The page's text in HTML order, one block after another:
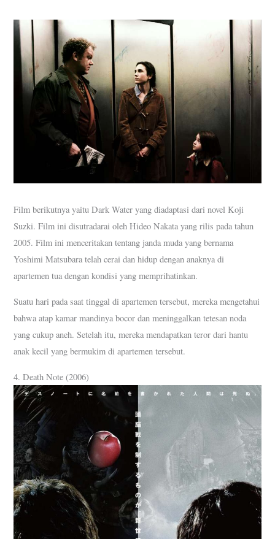
Film berikutnya yaitu Dark Water yang diadaptasi dari novel Koji
Suzki. Film ini disutradarai oleh Hideo Nakata yang rilis pada tahun
2005. Film ini menceritakan tentang janda muda yang bernama
Yoshimi Matsubara telah cerai dan hidup dengan anaknya di
apartemen tua dengan kondisi yang memprihatinkan.
Suatu hari pada saat tinggal di apartemen tersebut, mereka mengetahui
bahwa atap kamar mandinya bocor dan meninggalkan tetesan noda
yang cukup aneh. Setelah itu, mereka mendapatkan teror dari hantu
anak kecil yang bermukim di apartemen tersebut.
4. Death Note (2006)